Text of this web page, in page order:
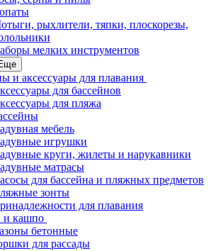
рыхлители, тяпки, плоскорезы,
мелких инструментов
и аксессуары для плавания
для бассейнов
для пляжа
мебель
игрушки
круги, жилеты и нарукавники
матрасы
для бассейна и пляжных предметов
зонты
для плавания
и кашпо
бетонные
для рассады